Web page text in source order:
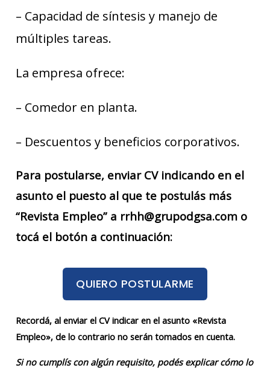
– Capacidad de síntesis y manejo de
múltiples tareas.
La empresa ofrece:
– Comedor en planta.
– Descuentos y beneficios corporativos.
Para postularse, enviar CV indicando en el
asunto el puesto al que te postulás más
“Revista Empleo” a rrhh@grupodgsa.com o
tocá el botón a continuación:
QUIERO POSTULARME
Recordá, al enviar el CV indicar en el asunto «Revista
Empleo», de lo contrario no serán tomados en cuenta.
Si no cumplís con algún requisito, podés explicar cómo lo